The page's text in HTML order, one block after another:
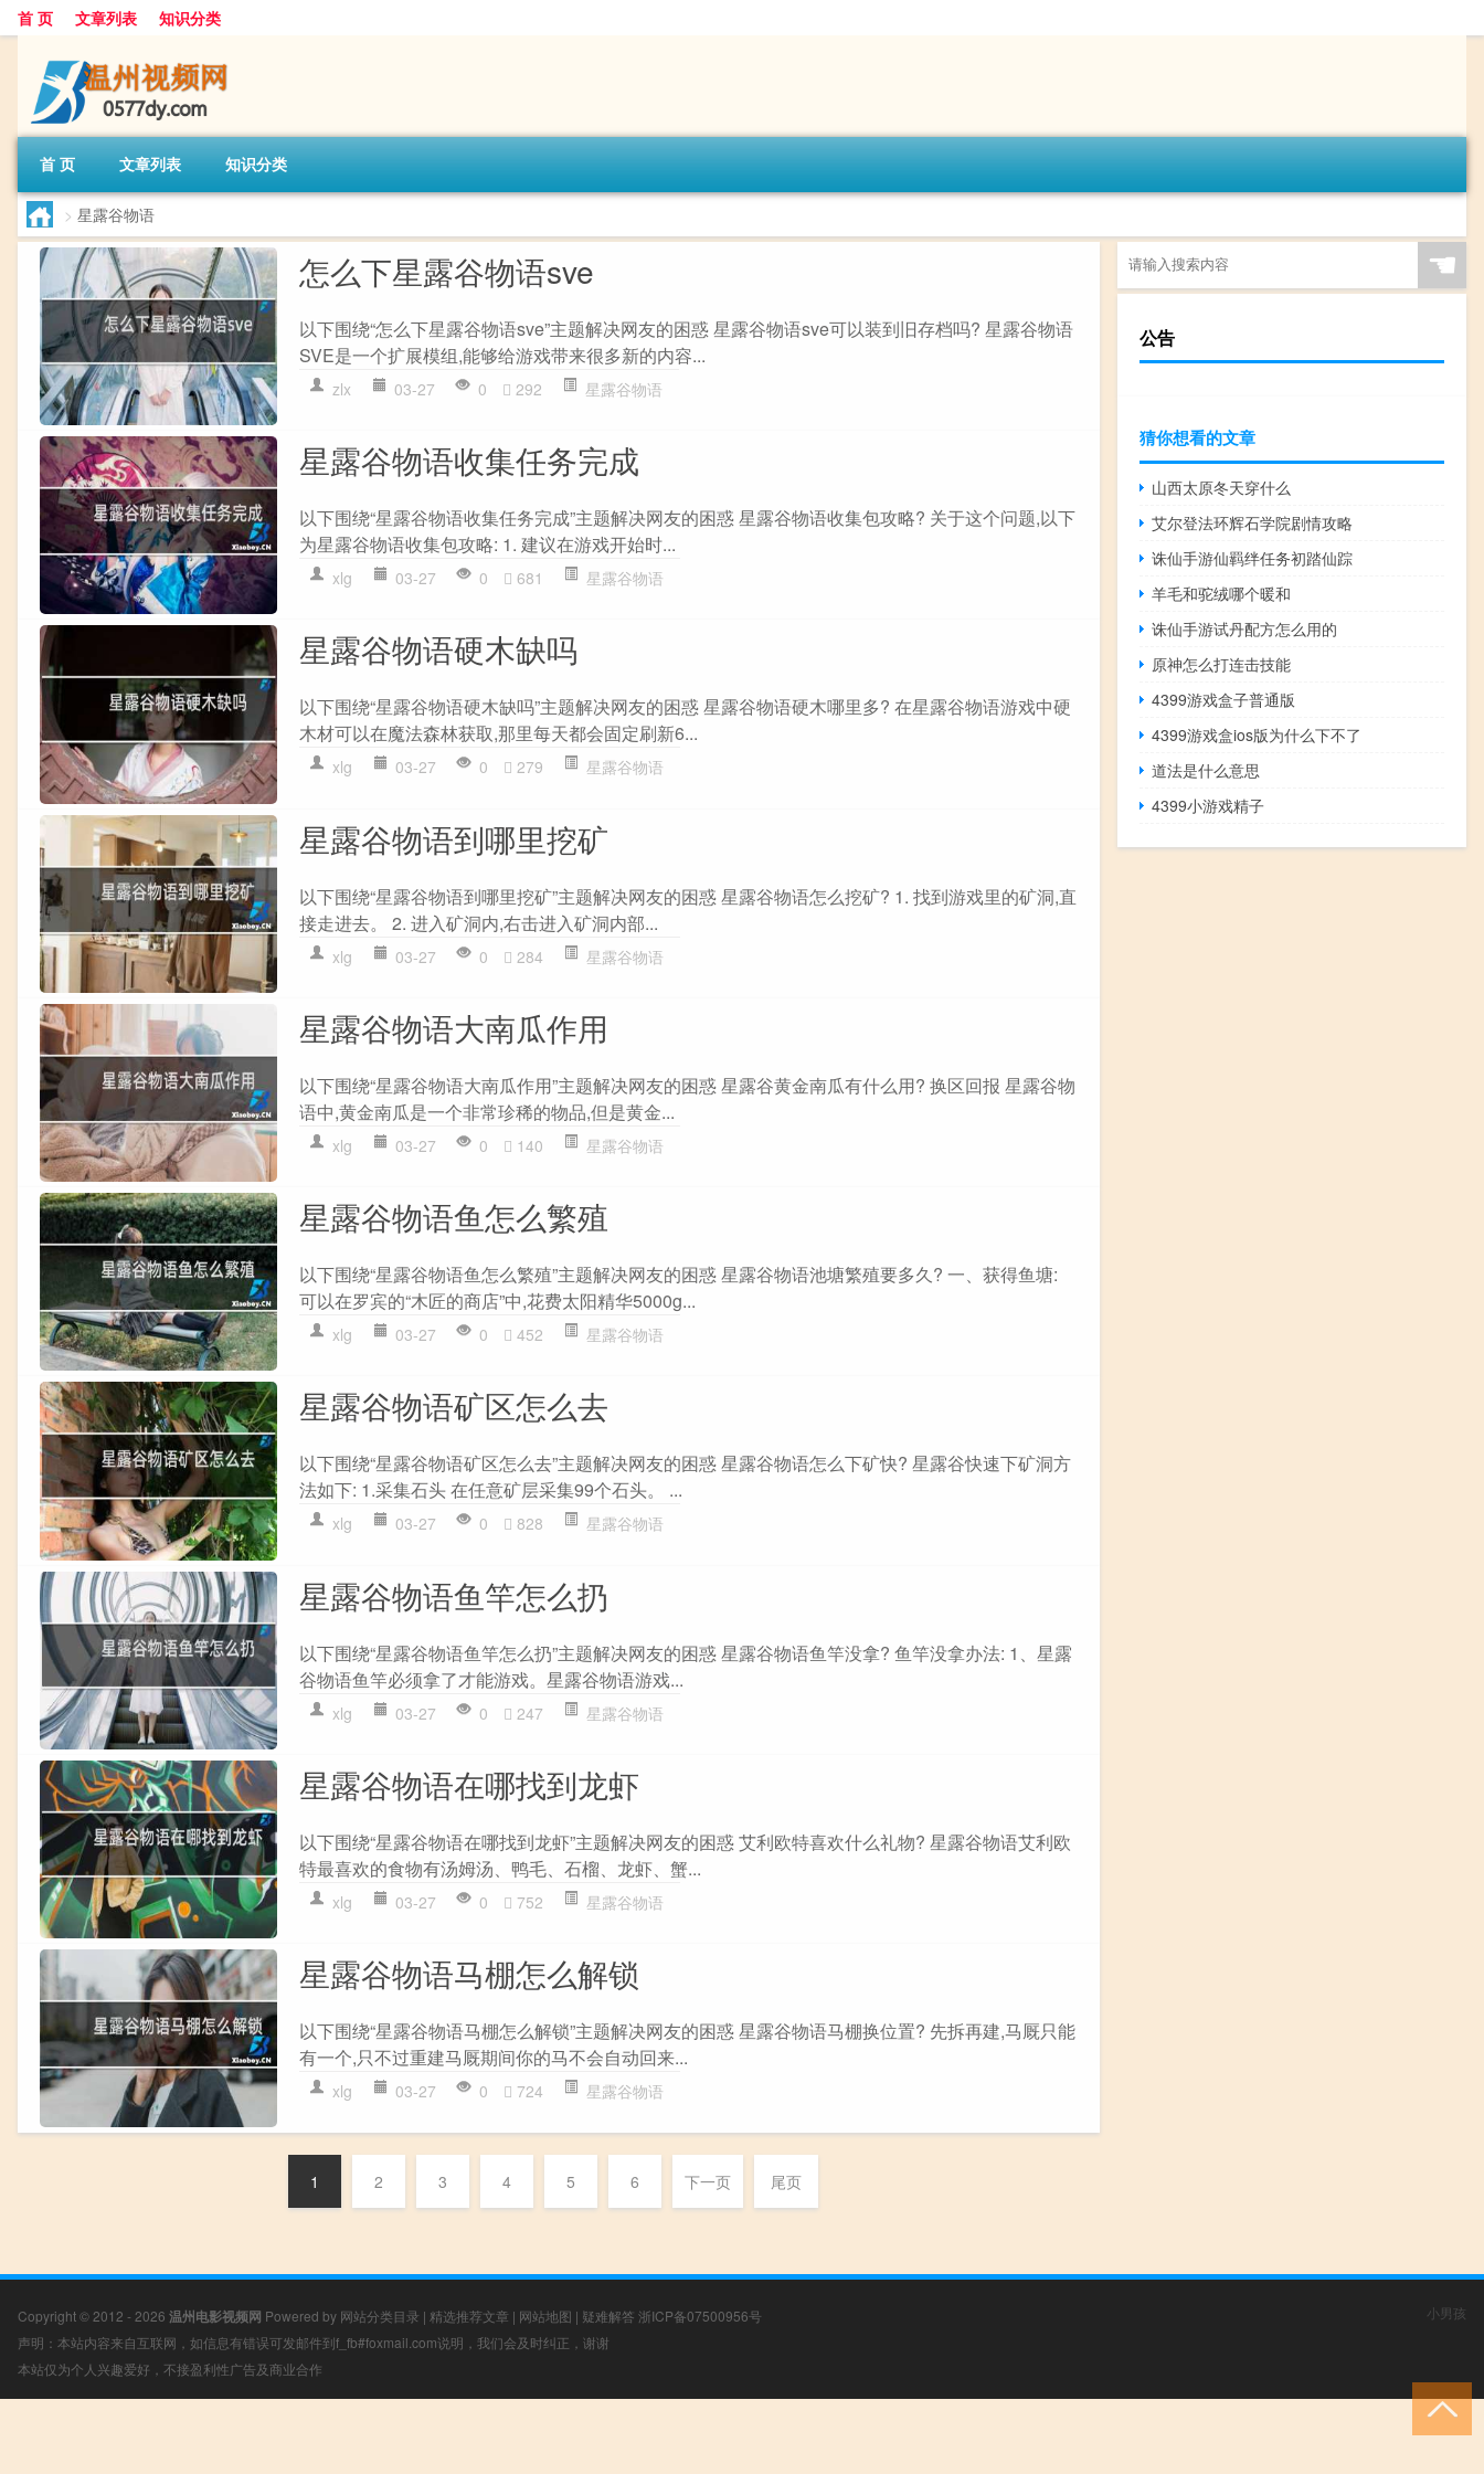
首 页 文章列表 知识分类
首 页 文章列表 知识分类
> 星露谷物语
怎么下星露谷物语sve
以下围绕“怎么下星露谷物语sve”主题解决网友的困惑 星露谷物语sve可以装到旧存档吗? 星露谷物语
SVE是一个扩展模组,能够给游戏带来很多新的内容...
zlx 03-27 0 292 星露谷物语
星露谷物语收集任务完成
以下围绕“星露谷物语收集任务完成”主题解决网友的困惑 星露谷物语收集包攻略? 关于这个问题,以下
为星露谷物语收集包攻略: 1. 建议在游戏开始时...
xlg 03-27 0 681 星露谷物语
星露谷物语硬木缺吗
以下围绕“星露谷物语硬木缺吗”主题解决网友的困惑 星露谷物语硬木哪里多? 在星露谷物语游戏中硬
木材可以在魔法森林获取,那里每天都会固定刷新6...
xlg 03-27 0 279 星露谷物语
星露谷物语到哪里挖矿
以下围绕“星露谷物语到哪里挖矿”主题解决网友的困惑 星露谷物语怎么挖矿? 1. 找到游戏里的矿洞,直
接走进去。 2. 进入矿洞内,右击进入矿洞内部...
xlg 03-27 0 284 星露谷物语
星露谷物语大南瓜作用
以下围绕“星露谷物语大南瓜作用”主题解决网友的困惑 星露谷黄金南瓜有什么用? 换区回报 星露谷物
语中,黄金南瓜是一个非常珍稀的物品,但是黄金...
xlg 03-27 0 140 星露谷物语
星露谷物语鱼怎么繁殖
以下围绕“星露谷物语鱼怎么繁殖”主题解决网友的困惑 星露谷物语池塘繁殖要多久? 一、获得鱼塘:
可以在罗宾的“木匠的商店”中,花费太阳精华5000g...
xlg 03-27 0 452 星露谷物语
星露谷物语矿区怎么去
以下围绕“星露谷物语矿区怎么去”主题解决网友的困惑 星露谷物语怎么下矿快? 星露谷快速下矿洞方
法如下: 1.采集石头 在任意矿层采集99个石头。 ...
xlg 03-27 0 828 星露谷物语
星露谷物语鱼竿怎么扔
以下围绕“星露谷物语鱼竿怎么扔”主题解决网友的困惑 星露谷物语鱼竿没拿? 鱼竿没拿办法: 1、星露
谷物语鱼竿必须拿了才能游戏。星露谷物语游戏...
xlg 03-27 0 247 星露谷物语
星露谷物语在哪找到龙虾
以下围绕“星露谷物语在哪找到龙虾”主题解决网友的困惑 艾利欧特喜欢什么礼物? 星露谷物语艾利欧
特最喜欢的食物有汤姆汤、鸭毛、石榴、龙虾、蟹...
xlg 03-27 0 752 星露谷物语
星露谷物语马棚怎么解锁
以下围绕“星露谷物语马棚怎么解锁”主题解决网友的困惑 星露谷物语马棚换位置? 先拆再建,马厩只能
有一个,只不过重建马厩期间你的马不会自动回来...
xlg 03-27 0 724 星露谷物语
1 2 3 4 5 6 下一页 尾页
☚
公告
猜你想看的文章
山西太原冬天穿什么
艾尔登法环辉石学院剧情攻略
诛仙手游仙羁绊任务初踏仙踪
羊毛和驼绒哪个暖和
诛仙手游试丹配方怎么用的
原神怎么打连击技能
4399游戏盒子普通版
4399游戏盒ios版为什么下不了
道法是什么意思
4399小游戏精子
Copyright © 2012 - 2026 温州电影视频网 Powered by 网站分类目录 | 精选推荐文章 | 网站地图 | 疑难解答 浙ICP备07500956号
声明：本站内容来自互联网，如信息有错误可发邮件到f_fb#foxmail.com说明，我们会及时纠正，谢谢
本站仅为个人兴趣爱好，不接盈利性广告及商业合作
小男孩